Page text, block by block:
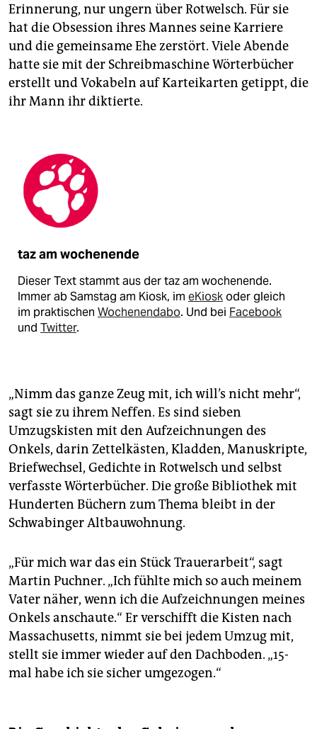
Erinnerung, nur ungern über Rotwelsch. Für sie
hat die Obsession ihres Mannes seine Karriere
und die gemeinsame Ehe zerstört. Viele Abende
hatte sie mit der Schreibmaschine Wörterbücher
erstellt und Vokabeln auf Karteikarten getippt, die
ihr Mann ihr diktierte.
taz am wochenende
Dieser Text stammt aus der taz am wochenende.
Immer ab Samstag am Kiosk, im eKioskoder gleich
im praktischen Wochenendabo. Und bei Facebook
und Twitter.
„Nimm das ganze Zeug mit, ich will’s nicht mehr“,
sagt sie zu ihrem Neffen. Es sind sieben
Umzugskisten mit den Aufzeichnungen des
Onkels, darin Zettelkästen, Kladden, Manuskripte,
Briefwechsel, Gedichte in Rotwelsch und selbst
verfasste Wörterbücher. Die große Bibliothek mit
Hunderten Büchern zum Thema bleibt in der
Schwabinger Altbauwohnung.
„Für mich war das ein Stück Trauerarbeit“, sagt
Martin Puchner. „Ich fühlte mich so auch meinem
Vater näher, wenn ich die Aufzeichnungen meines
Onkels anschaute.“ Er verschifft die Kisten nach
Massachusetts, nimmt sie bei jedem Umzug mit,
stellt sie immer wieder auf den Dachboden. „15-
mal habe ich sie sicher umgezogen.“